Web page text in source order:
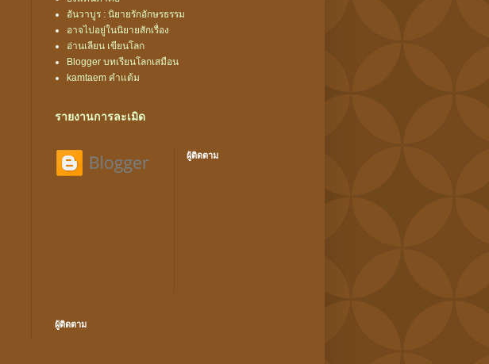
อันวาบูร : นิยายรักอักษรธรรม
อาจไปอยู่ในนิยายสักเรื่อง
อ่านเลียน เขียนโลก
Blogger บทเรียนโลกเสมือน
kamtaem คำแต้ม
รายงานการละเมิด
ผู้ติดตาม
ผู้ติดตาม